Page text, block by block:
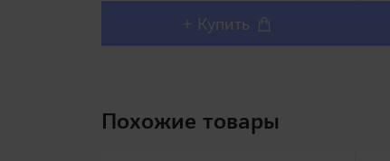
+ Купить
Похожие товары